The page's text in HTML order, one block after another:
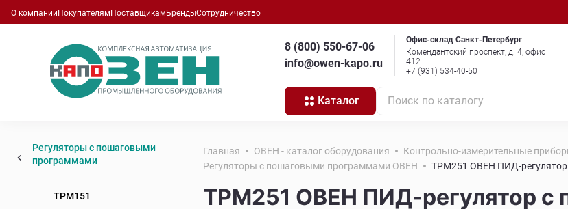
О компании Покупателям Поставщикам БрендыСотрудничество
8 (800) 550-67-06
info@owen-kapo.ru
Офис-склад Санкт-Петербург
Комендантский проспект, д. 4, офис
412
+7 (931) 534-40-50
Каталог Поиск по каталогу
Регуляторы с пошаговыми
программами
ТРМ151
Главная ОВЕН - каталог оборудования Контрольно-измерительные
Регуляторы с пошаговыми программами ОВЕН
ТРМ251 ОВЕН ПИД-
ТРМ251 ОВЕН ПИД-регулятор с